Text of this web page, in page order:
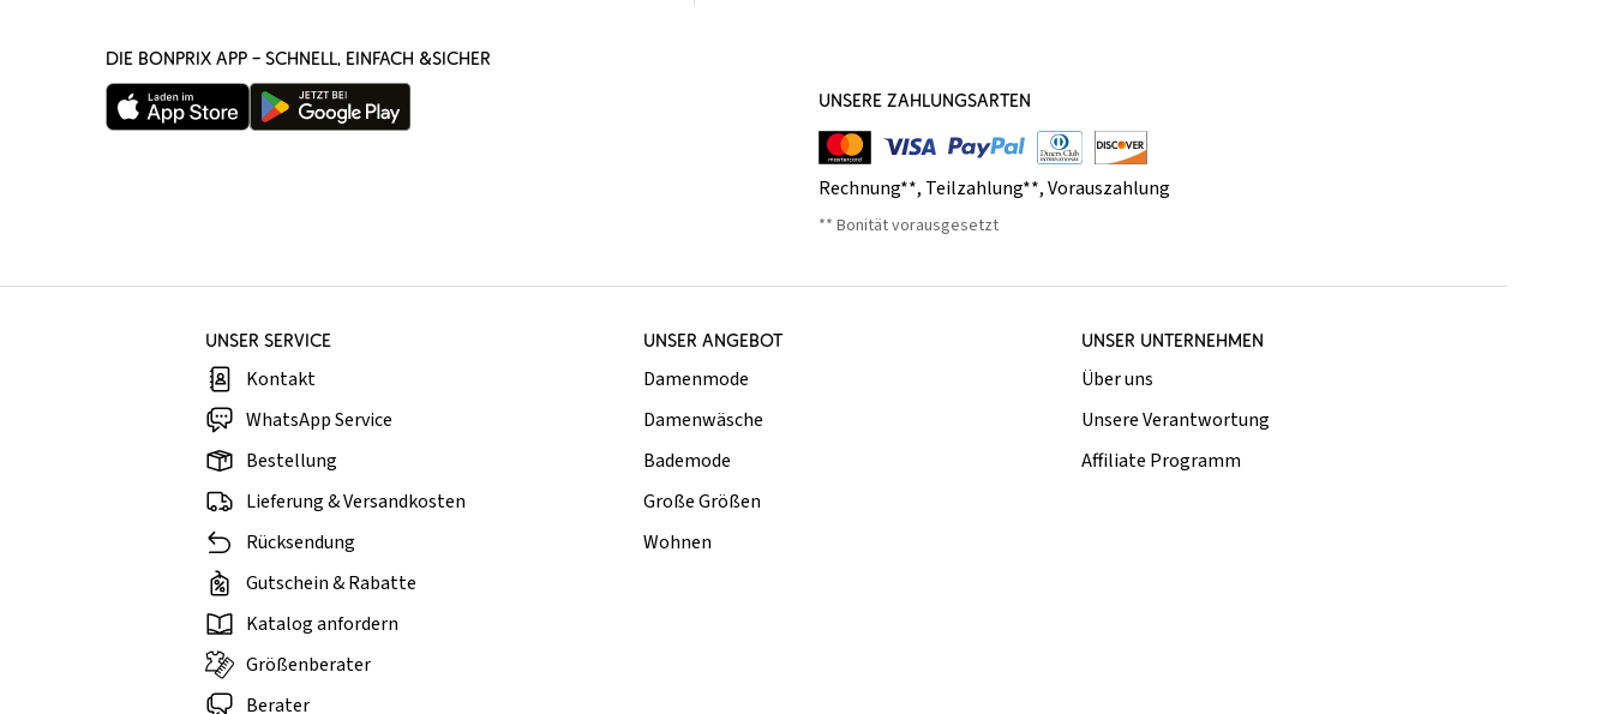
DIE BONPRIX APP – SCHNELL, EINFACH &SICHER
UNSERE ZAHLUNGSARTEN
Rechnung**, Teilzahlung**,Vorauszahlung
** Bonität vorausgesetzt
UNSER SERVICE
Kontakt
WhatsApp Service
Bestellung
Lieferung & Versandkosten
Rücksendung
Gutschein & Rabatte
Katalog anfordern
Größenberater
Berater
UNSER ANGEBOT
Damenmode
Damenwäsche
Bademode
Große Größen
Wohnen
UNSER UNTERNEHMEN
Über uns
Unsere Verantwortung
Affiliate Programm